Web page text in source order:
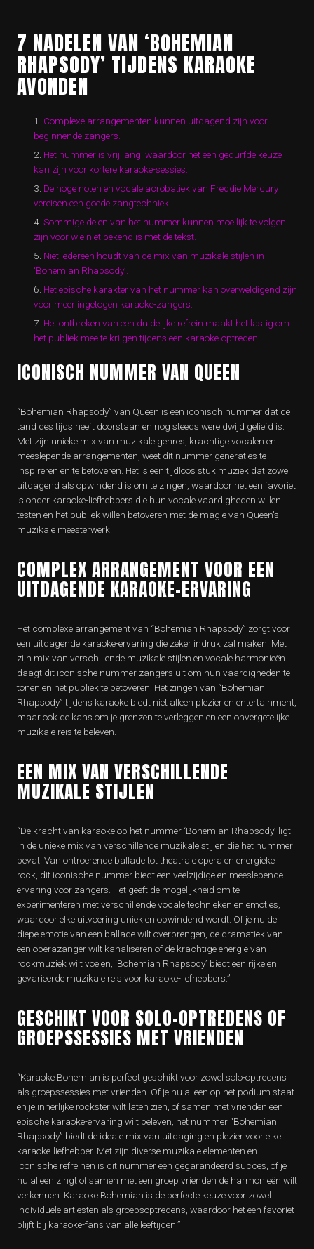
7 NADELEN VAN ‘BOHEMIAN
RHAPSODY’ TIJDENS KARAOKE
AVONDEN
Complexe arrangementen kunnen uitdagend zijn voor
beginnende zangers.
Het nummer is vrij lang, waardoor het een gedurfde keuze
kan zijn voor kortere karaoke-sessies.
De hoge noten en vocale acrobatiek van Freddie Mercury
vereisen een goede zangtechniek.
Sommige delen van het nummer kunnen moeilijk te volgen
zijn voor wie niet bekend is met de tekst.
Niet iedereen houdt van de mix van muzikale stijlen in
‘Bohemian Rhapsody’.
Het epische karakter van het nummer kan overweldigend zijn
voor meer ingetogen karaoke-zangers.
Het ontbreken van een duidelijke refrein maakt het lastig om
het publiek mee te krijgen tijdens een karaoke-optreden.
ICONISCH NUMMER VAN QUEEN
“Bohemian Rhapsody” van Queen is een iconisch nummer dat de
tand des tijds heeft doorstaan en nog steeds wereldwijd geliefd is.
Met zijn unieke mix van muzikale genres, krachtige vocalen en
meeslepende arrangementen, weet dit nummer generaties te
inspireren en te betoveren. Het is een tijdloos stuk muziek dat zowel
uitdagend als opwindend is om te zingen, waardoor het een favoriet
is onder karaoke-liefhebbers die hun vocale vaardigheden willen
testen en het publiek willen betoveren met de magie van Queen’s
muzikale meesterwerk.
COMPLEX ARRANGEMENT VOOR EEN
UITDAGENDE KARAOKE-ERVARING
Het complexe arrangement van “Bohemian Rhapsody” zorgt voor
een uitdagende karaoke-ervaring die zeker indruk zal maken. Met
zijn mix van verschillende muzikale stijlen en vocale harmonieën
daagt dit iconische nummer zangers uit om hun vaardigheden te
tonen en het publiek te betoveren. Het zingen van “Bohemian
Rhapsody” tijdens karaoke biedt niet alleen plezier en entertainment,
maar ook de kans om je grenzen te verleggen en een onvergetelijke
muzikale reis te beleven.
EEN MIX VAN VERSCHILLENDE
MUZIKALE STIJLEN
“De kracht van karaoke op het nummer ‘Bohemian Rhapsody’ ligt
in de unieke mix van verschillende muzikale stijlen die het nummer
bevat. Van ontroerende ballade tot theatrale opera en energieke
rock, dit iconische nummer biedt een veelzijdige en meeslepende
ervaring voor zangers. Het geeft de mogelijkheid om te
experimenteren met verschillende vocale technieken en emoties,
waardoor elke uitvoering uniek en opwindend wordt. Of je nu de
diepe emotie van een ballade wilt overbrengen, de dramatiek van
een operazanger wilt kanaliseren of de krachtige energie van
rockmuziek wilt voelen, ‘Bohemian Rhapsody’ biedt een rijke en
gevarieerde muzikale reis voor karaoke-liefhebbers.”
GESCHIKT VOOR SOLO-OPTREDENS OF
GROEPSSESSIES MET VRIENDEN
“Karaoke Bohemian is perfect geschikt voor zowel solo-optredens
als groepssessies met vrienden. Of je nu alleen op het podium staat
en je innerlijke rockster wilt laten zien, of samen met vrienden een
epische karaoke-ervaring wilt beleven, het nummer “Bohemian
Rhapsody” biedt de ideale mix van uitdaging en plezier voor elke
karaoke-liefhebber. Met zijn diverse muzikale elementen en
iconische refreinen is dit nummer een gegarandeerd succes, of je
nu alleen zingt of samen met een groep vrienden de harmonieën wilt
verkennen. Karaoke Bohemian is de perfecte keuze voor zowel
individuele artiesten als groepsoptredens, waardoor het een favoriet
blijft bij karaoke-fans van alle leeftijden.”